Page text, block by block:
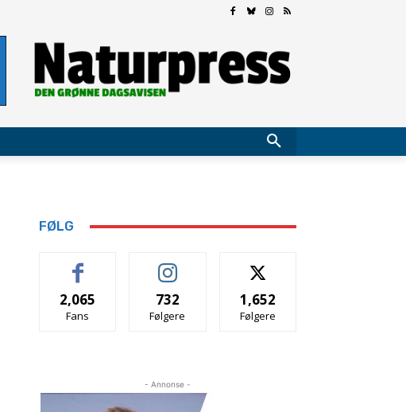
FØLG
2,065
Fans
732
Følgere
1,652
Følgere
- Annonse -